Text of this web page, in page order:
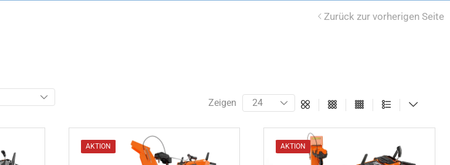
Zurück zur vorherigen Seite
Zeigen
AKTION AKTION